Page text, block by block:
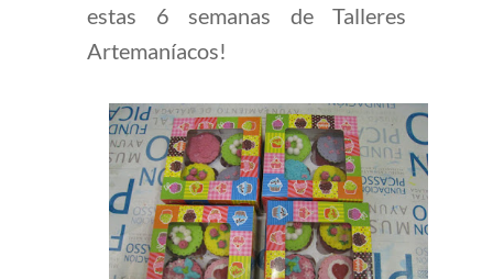
estas 6 semanas de Talleres
Artemaníacos!